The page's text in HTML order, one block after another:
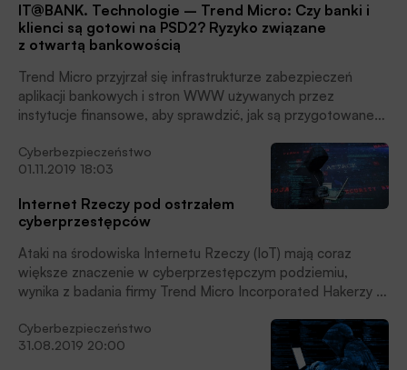
dedykowanej do kompleksowej ochrony środowisk opartych
na chmurze.
zwiększone ryzyko ataków na otwartą bankowość po
wejściu w życie dyrektywy PSD2.
IT@BANK. Technologie – Trend Micro: Czy banki i
klienci są gotowi na PSD2? Ryzyko związane
z otwartą bankowością
Trend Micro przyjrzał się infrastrukturze zabezpieczeń
aplikacji bankowych i stron WWW używanych przez
instytucje finansowe, aby sprawdzić, jak są przygotowane
PSD2, zwaną inaczej otwartą bankowością.
Cyberbezpieczeństwo
01.11.2019 18:03
Internet Rzeczy pod ostrzałem
cyberprzestępców
Ataki na środowiska Internetu Rzeczy (IoT) mają coraz
większe znaczenie w cyberprzestępczym podziemiu,
wynika z badania firmy Trend Micro Incorporated Hakerzy z
urządzenia podłączone do Internetu i czerpać z tego
korzyści finansowe.
Cyberbezpieczeństwo
31.08.2019 20:00